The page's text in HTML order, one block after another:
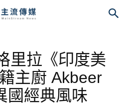
里拉《印度美
主廚 Akbeer
國經典風味